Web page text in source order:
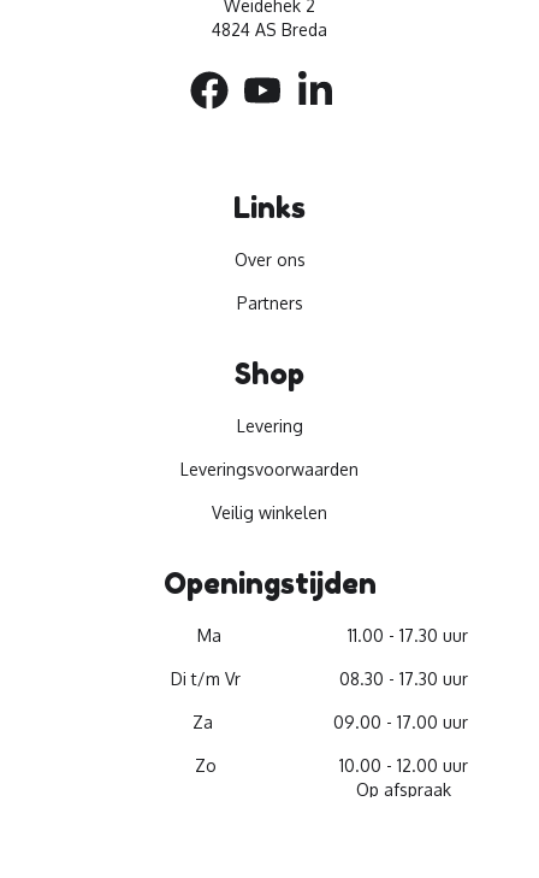
Weidehek 2
4824 AS Breda
Links
Over ons
Partners
Shop
Levering
Leveringsvoorwaarden
Veilig winkelen
Openingstijden
Ma 11.00 - 17.30 uur
Di t/m Vr 08.30 - 17.30 uur
Za 09.00 - 17.00 uur
Zo
10.00 - 12.00 uur
Op afspraak